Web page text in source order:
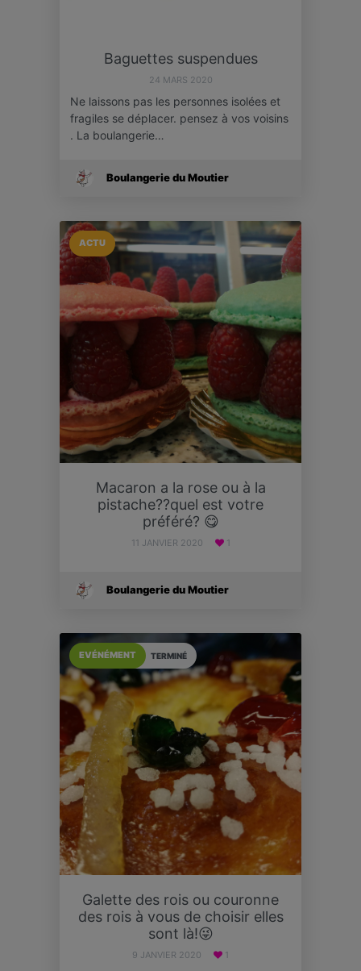
Baguettes suspendues
24 MARS 2020
Ne laissons pas les personnes isolées et
fragiles se déplacer. pensez à vos voisins
. La boulangerie…
Boulangerie du Moutier
ACTU
Macaron a la rose ou à la
pistache??quel est votre
préféré? 😋
11 JANVIER 2020 1
Boulangerie du Moutier
TERMINÉ
EVÉNÉMENT
Galette des rois ou couronne
des rois à vous de choisir elles
sont là!😜
9 JANVIER 2020 1